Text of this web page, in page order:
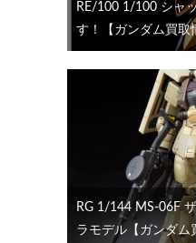
RE/100 1/100 シャ
す！【ガンダム買取
RG 1/144 MS-06F
ラモデル【ガンダム